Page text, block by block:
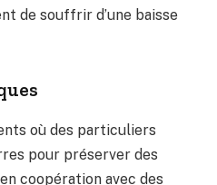
de souffrir d’une baisse
où des particuliers
pour préserver des
coopération avec des